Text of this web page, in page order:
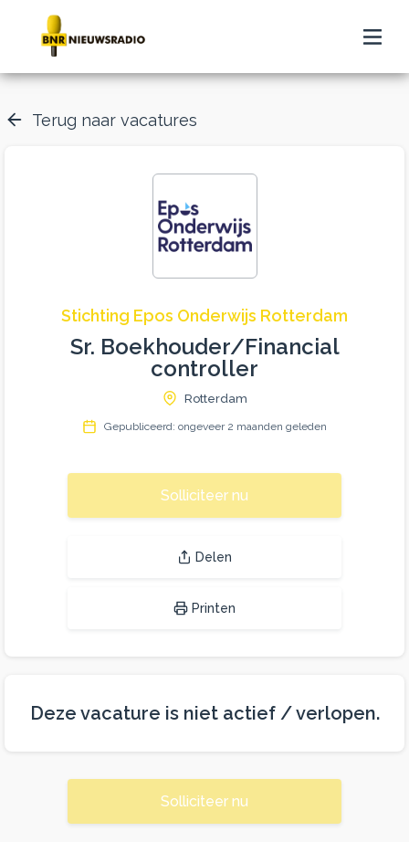
Terug naar vacatures
Stichting Epos Onderwijs Rotterdam
Sr. Boekhouder/Financial
controller
Rotterdam
Gepubliceerd: ongeveer 2 maanden geleden
Solliciteer nu
Delen
Printen
Deze vacature is niet actief / verlopen.
Solliciteer nu